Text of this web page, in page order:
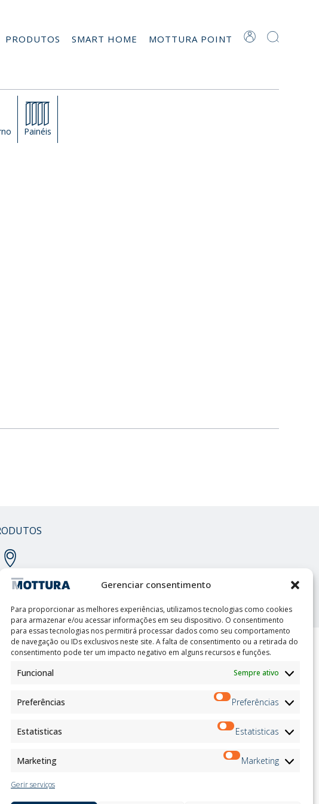
Gerenciar consentimento
Para proporcionar as melhores experiências, utilizamos tecnologias como cookies
para armazenar e/ou acessar informações em seu dispositivo. O consentimento
para essas tecnologias nos permitirá processar dados como seu comportamento
de navegação ou IDs exclusivos neste site. A falta de consentimento ou a retirada do
consentimento pode ter um impacto negativo em alguns recursos e funções.
Funcional Sempre ativo
Preferências Preferências
Estatisticas Estatisticas
Marketing Marketing
Gerir serviços
PRODUTOS SMART HOME MOTTURA POINT
Painéis
Mottura Point
perto
Information
Information
for Candidates
Information
Information
Information
Information